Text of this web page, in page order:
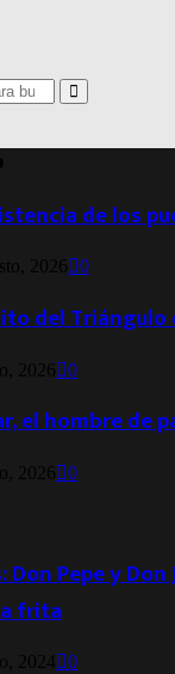
Search
de los
2026 0
del Triángulo
2026 0
el hombre de
2026 0
Don Pepe y
frita
2024 0